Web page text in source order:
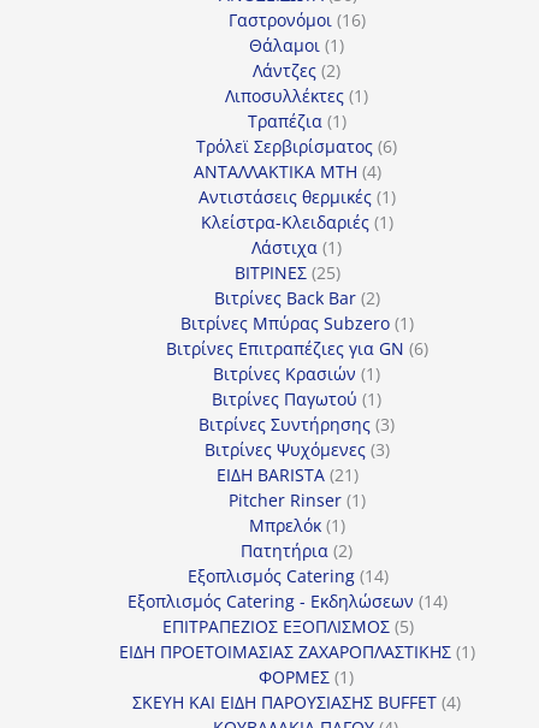
προϊόντα
Γαστρονόμοι 1616
Θάλαμοι 11
προϊόν
Λάντζες 22
προϊόντα
Λιποσυλλέκτες 11
Τραπέζια 11
προϊόν
Τρόλεϊ Σερβιρίσματος 66
ΑΝΤΑΛΛΑΚΤΙΚΑ MTH 44
προϊόντα
Αντιστάσεις θερμικές 11
προϊόν
Κλείστρα-Κλειδαριές 11
Λάστιχα 11
προϊόν
ΒΙΤΡΙΝΕΣ 2525
προϊόντα
Βιτρίνες Back Bar 22
προϊόντα
Βιτρίνες Mπύρας Subzero 11
προϊόν
Βιτρίνες Επιτραπέζιες για GN 66
Βιτρίνες Κρασιών 11
προϊόν
Βιτρίνες Παγωτού 11
προϊόν
Βιτρίνες Συντήρησης 33
προϊόντα
Βιτρίνες Ψυχόμενες 33
ΕΙΔΗ BARISTA 2121
προϊόντα
Pitcher Rinser 11
Μπρελόκ 11
προϊόν
Πατητήρια 22
προϊόντα
Εξοπλισμός Catering 1414
προϊόντα
Εξοπλισμός Catering - Εκδηλώσεων 1414
ΕΠΙΤΡΑΠΕΖΙΟΣ ΕΞΟΠΛΙΣΜΟΣ 55
προϊόντα
ΕΙΔΗ ΠΡΟΕΤΟΙΜΑΣΙΑΣ ΖΑΧΑΡΟΠΛΑΣΤΙΚΗΣ 11
ΦΟΡΜΕΣ 11
προϊόν
ΣΚΕΥΗ ΚΑΙ ΕΙΔΗ ΠΑΡΟΥΣΙΑΣΗΣ BUFFET 44